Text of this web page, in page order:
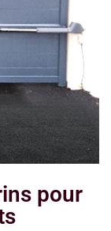
pour